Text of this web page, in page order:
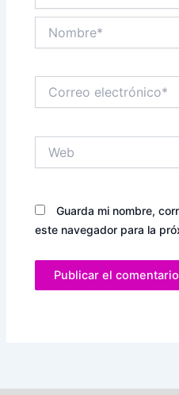
electrónico*
Guarda mi nombre,
este navegador para la